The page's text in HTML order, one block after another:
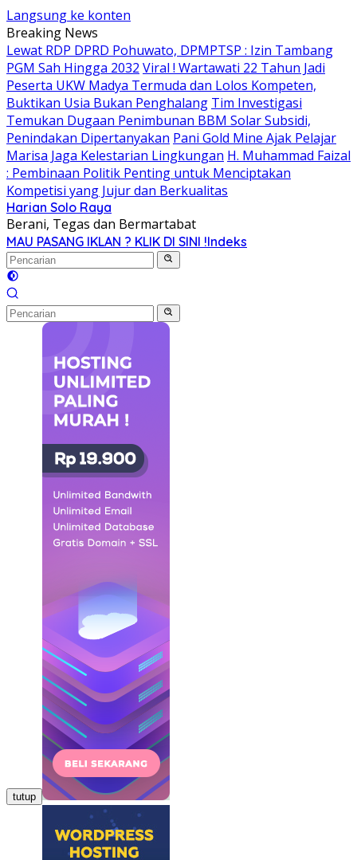
Langsung ke konten
Breaking News
Lewat RDP DPRD Pohuwato, DPMPTSP : Izin Tambang
PGM Sah Hingga 2032 Viral ! Wartawati 22 Tahun Jadi
Peserta UKW Madya Termuda dan Lolos Kompeten,
Buktikan Usia Bukan Penghalang Tim Investigasi
Temukan Dugaan Penimbunan BBM Solar Subsidi,
Penindakan Dipertanyakan Pani Gold Mine Ajak Pelajar
Marisa Jaga Kelestarian Lingkungan H. Muhammad Faizal
: Pembinaan Politik Penting untuk Menciptakan
Kompetisi yang Jujur dan Berkualitas
Harian Solo Raya
Berani, Tegas dan Bermartabat
MAU PASANG IKLAN ? KLIK DI SINI !Indeks
tutup